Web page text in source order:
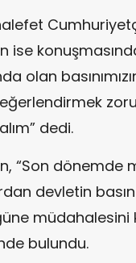
ise
olan
dedi.
“Son dönemde
devletin
müdahalesini
bulundu.